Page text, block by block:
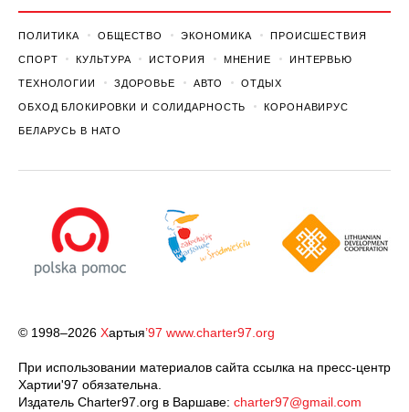
ПОЛИТИКА ОБЩЕСТВО ЭКОНОМИКА ПРОИСШЕСТВИЯ
СПОРТ КУЛЬТУРА ИСТОРИЯ МНЕНИЕ ИНТЕРВЬЮ
ТЕХНОЛОГИИ ЗДОРОВЬЕ АВТО ОТДЫХ
ОБХОД БЛОКИРОВКИ И СОЛИДАРНОСТЬ КОРОНАВИРУС
БЕЛАРУСЬ В НАТО
© 1998–2026 Хартыя’97 www.charter97.org
При использовании материалов сайта ссылка на пресс-центр
Хартии'97 обязательна.
Издатель Charter97.org в Варшаве: charter97@gmail.com